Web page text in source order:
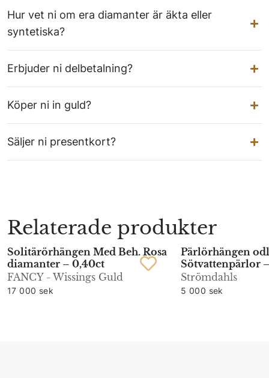
Hur vet ni om era diamanter är äkta eller
syntetiska?
Erbjuder ni delbetalning?
Köper ni in guld?
Säljer ni presentkort?
Relaterade produkter
Solitärörhängen Med Beh. Rosa
diamanter – 0,40ct
FANCY - Wissings Guld
17 000 sek
Pärlörhängen
Sötvattenpärlor
Strömdahls
5 000 sek